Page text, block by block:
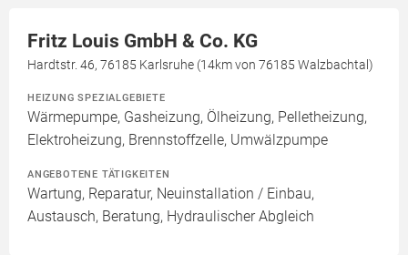
Fritz Louis GmbH & Co. KG
Hardtstr. 46, 76185 Karlsruhe (14km von 76185 Walzbachtal)
HEIZUNG SPEZIALGEBIETE
Wärmepumpe, Gasheizung, Ölheizung, Pelletheizung,
Elektroheizung, Brennstoffzelle, Umwälzpumpe
ANGEBOTENE TÄTIGKEITEN
Wartung, Reparatur, Neuinstallation / Einbau,
Austausch, Beratung, Hydraulischer Abgleich